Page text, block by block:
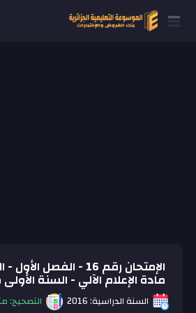
الإمتحان رقم 16 - الفصل
مادة الإعلام الآلي - السنة
السنة الدراسية: 2016 التصحيح: